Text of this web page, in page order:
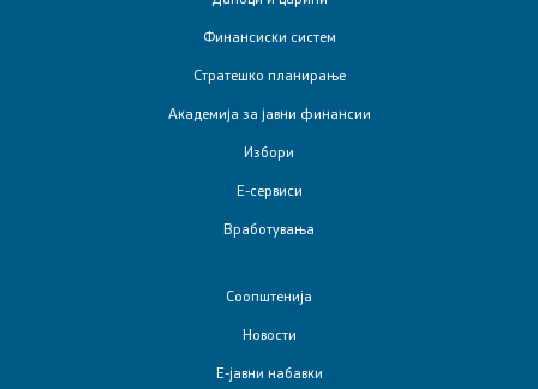
Управување со јавни инвестиции
Финансиски систем
Стратешко планирање
Академија за јавни финансии
Избори
Е-сервиси
Вработувања
Соопштенија
Новости
Е-јавни набавки